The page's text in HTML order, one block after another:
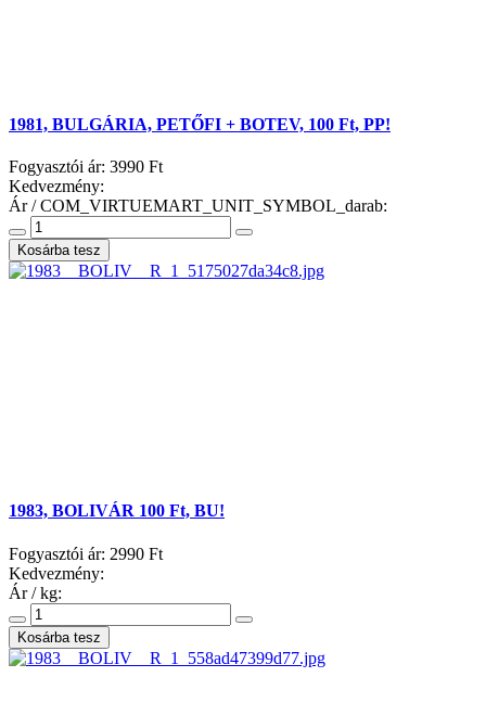
1981, BULGÁRIA, PETŐFI + BOTEV, 100 Ft, PP!
Fogyasztói ár: 3990 Ft
Kedvezmény:
Ár / COM_VIRTUEMART_UNIT_SYMBOL_darab:
1983, BOLIVÁR 100 Ft, BU!
Fogyasztói ár: 2990 Ft
Kedvezmény:
Ár / kg: